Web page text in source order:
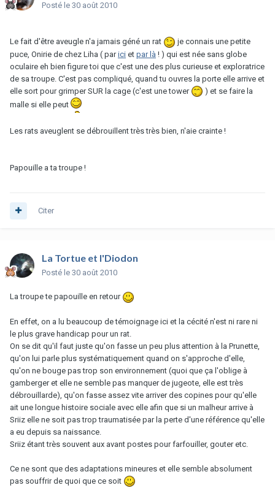
Posté le 30 août 2010
Le fait d'être aveugle n'a jamais géné un rat
je connais une petite
puce, Onirie de chez Liha ( parici et par là ! ) qui est née sans globe
oculaire eh bien figure toi que c'est une des plus curieuse et exploratrice
de sa troupe. C'est pas compliqué, quand tu ouvres la porte elle arrive et
elle sort pour grimper SUR la cage (c'est une tower
) et se faire la
malle si elle peut
Les rats aveuglent se débrouillent très très bien, n'aie crainte !
Papouille a ta troupe !
Citer
La Tortue et l'Diodon
Posté le 30 août 2010
La troupe te papouille en retour
En effet, on a lu beaucoup de témoignage ici et la cécité n'est ni rare ni
le plus grave handicap pour un rat.
On se dit qu'il faut juste qu'on fasse un peu plus attention à la Prunette,
qu'on lui parle plus systématiquement quand on s'approche d'elle,
qu'on ne bouge pas trop son environnement (quoi que ça l'oblige à
gamberger et elle ne semble pas manquer de jugeote, elle est très
débrouillarde), qu'on fasse assez vite arriver des copines pour qu'elle
ait une longue histoire sociale avec elle afin que si un malheur arrive à
Sriiz elle ne soit pas trop traumatisée par la perte d'une référence qu'elle
a eu depuis sa naissance.
Sriiz étant très souvent aux avant postes pour farfouiller, gouter etc.
Ce ne sont que des adaptations mineures et elle semble absolument
pas souffrir de quoi que ce soit